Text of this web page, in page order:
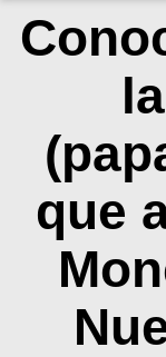
que